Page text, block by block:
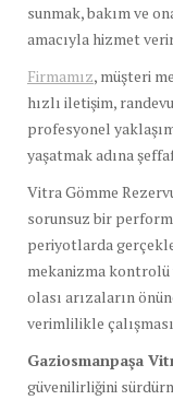
sunmak, bakım ve
amacıyla hizmet
Firmamız, müşteri
hızlı iletişim,
profesyonel
yaşatmak adına
Vitra Gömme
sorunsuz bir
periyotlarda
mekanizma kontrolü
olası arızaların
verimlilikle
Gaziosmanpaşa
güvenilirliğini